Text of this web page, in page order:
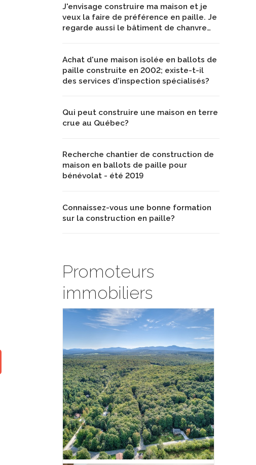
J'envisage construire ma maison et je
veux la faire de préférence en paille. Je
regarde aussi le bâtiment de chanvre…
Achat d'une maison isolée en ballots de
paille construite en 2002; existe-t-il
des services d'inspection spécialisés?
Qui peut construire une maison en terre
crue au Québec?
Recherche chantier de construction de
maison en ballots de paille pour
bénévolat - été 2019
Connaissez-vous une bonne formation
sur la construction en paille?
Promoteurs
immobiliers